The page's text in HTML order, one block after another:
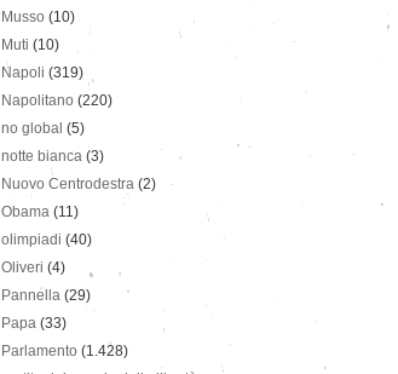
Musso (10)
Muti (10)
Napoli (319)
Napolitano (220)
no global (5)
notte bianca (3)
Nuovo Centrodestra (2)
Obama (11)
olimpiadi (40)
Oliveri (4)
Pannella (29)
Papa (33)
Parlamento (1.428)